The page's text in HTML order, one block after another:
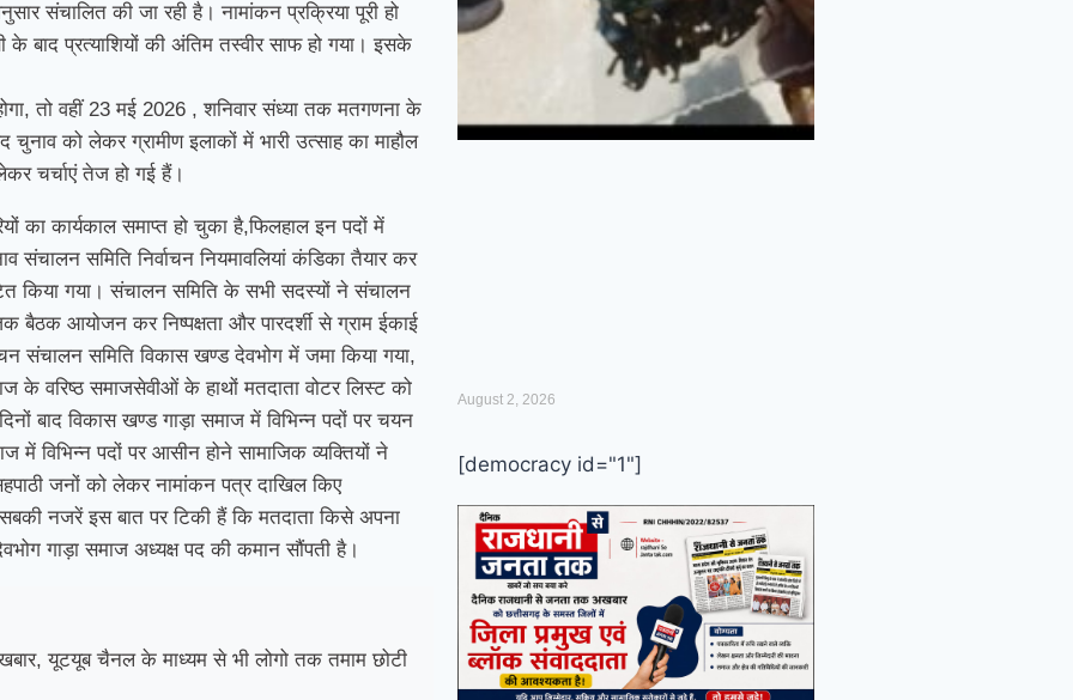
संचालित की जा रही है। नामांकन प्रक्रिया पूरी हो
प्रत्याशियों की अंतिम तस्वीर साफ हो गया। इसके
तो वहीं 23 मई 2026 , शनिवार संध्या तक मतगणना के
चुनाव को लेकर ग्रामीण इलाकों में भारी उत्साह का माहौल
चर्चाएं तेज हो गई हैं।
का कार्यकाल समाप्त हो चुका है,फिलहाल इन पदों में
समिति निर्वाचन नियमावलियां कंडिका तैयार कर
किया गया। संचालन समिति के सभी सदस्यों ने संचालन
बैठक आयोजन कर निष्पक्षता और पारदर्शी से ग्राम ईकाई
संचालन समिति विकास खण्ड देवभोग में जमा किया गया,
के वरिष्ठ समाजसेवीओं के हाथों मतदाता वोटर लिस्ट को
बाद विकास खण्ड गाड़ा समाज में विभिन्न पदों पर चयन
में विभिन्न पदों पर आसीन होने सामाजिक व्यक्तियों ने
जनों को लेकर नामांकन पत्र दाखिल किए
नजरें इस बात पर टिकी हैं कि मतदाता किसे अपना
गाड़ा समाज अध्यक्ष पद की कमान सौंपती है।
यूटयूब चैनल के माध्यम से भी लोगो तक तमाम छोटी
August 2, 2026
[democracy id="1"]